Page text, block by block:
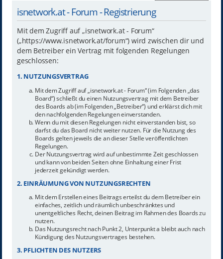
isnetwork.at - Forum - Registrierung
Mit dem Zugriff auf „isnetwork.at - Forum“
(„https://www.isnetwork.at/forum“) wird zwischen dir und
dem Betreiber ein Vertrag mit folgenden Regelungen
geschlossen:
1. NUTZUNGSVERTRAG
Mit dem Zugriff auf „isnetwork.at - Forum“ (im Folgenden „das
Board“) schließt du einen Nutzungsvertrag mit dem Betreiber
des Boards ab (im Folgenden „Betreiber“) und erklärst dich mit
den nachfolgenden Regelungen einverstanden.
Wenn du mit diesen Regelungen nicht einverstanden bist, so
darfst du das Board nicht weiter nutzen. Für die Nutzung des
Boards gelten jeweils die an dieser Stelle veröffentlichten
Regelungen.
Der Nutzungsvertrag wird auf unbestimmte Zeit geschlossen
und kann von beiden Seiten ohne Einhaltung einer Frist
jederzeit gekündigt werden.
2. EINRÄUMUNG VON NUTZUNGSRECHTEN
Mit dem Erstellen eines Beitrags erteilst du dem Betreiber ein
einfaches, zeitlich und räumlich unbeschränktes und
unentgeltliches Recht, deinen Beitrag im Rahmen des Boards zu
nutzen.
Das Nutzungsrecht nach Punkt 2, Unterpunkt a bleibt auch nach
Kündigung des Nutzungsvertrages bestehen.
3. PFLICHTEN DES NUTZERS